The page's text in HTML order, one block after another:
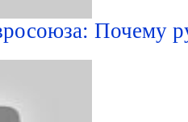
Почему